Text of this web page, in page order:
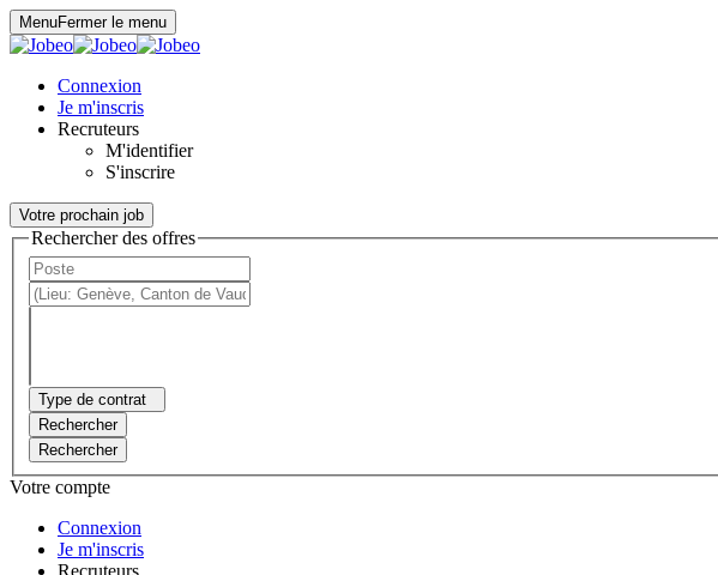
MenuFermer le menu
Connexion
Je m'inscris
Recruteurs
M'identifier
S'inscrire
Votre prochain job
Rechercher des offres
Type de contrat
Rechercher
Rechercher
Votre compte
Connexion
Je m'inscris
Recruteurs
Panneau de gestion des cookies